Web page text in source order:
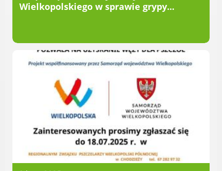
Terminarz spotkań komisji
Rada Gospodarcza
POZOSTAŁE
Państwowy Fundusz Rehabilitacji Osób
Niepełnosprawnych
Zakład Ubezpieczeń Społecznych
Poznańska Lokalna Organizacja
Wielkopolskiego w sprawie grypy...